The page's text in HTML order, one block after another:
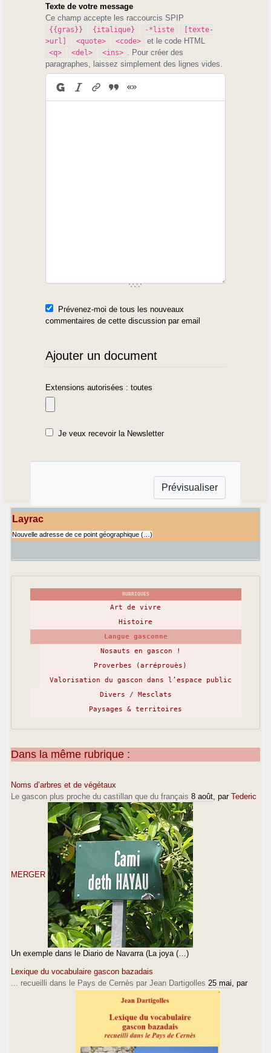
Texte de votre message
Ce champ accepte les raccourcis SPIP
{{gras}} {italique} -*liste
[texte-
>url]
<quote> <code> et le code HTML
<q> <del> <ins>
. Pour créer des
paragraphes, laissez simplement des lignes vides.
Prévenez-moi de tous les nouveaux
commentaires de cette discussion par email
Ajouter un document
Extensions autorisées : toutes
Je veux recevoir la Newsletter
Layrac
Nouvelle adresse de ce point géographique (…)
RUBRIQUES
Art de vivre
Histoire
Langue gasconne
Nosauts en gascon !
Proverbes (arréprouès)
Valorisation du gascon dans l’espace public
Divers / Mesclats
Paysages & territoires
Dans la même rubrique :
Noms d’arbres et de végétaux
Le gascon plus proche du castillan que du français 8 août , par Tederic
MERGER
Un exemple dans le Diario de Navarra (La joya (…)
Lexique du vocabulaire gascon bazadais
... recueilli dans le Pays de Cernès par Jean Dartigolles 25 mai , par